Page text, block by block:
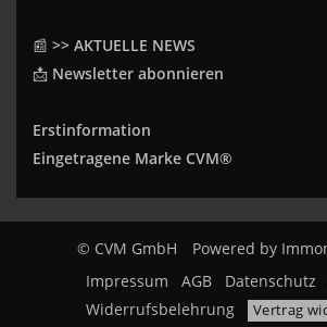
📰 >> AKTUELLE NEWS
📩 Newsletter abonnieren
Erstinformation
Eingetragene Marke CVM®
© CVM GmbH Powered by
Impressum
AGB Datenschutz
Widerrufsbelehrung
Vertrag